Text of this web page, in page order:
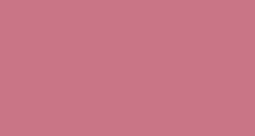
自家源泉を楽し